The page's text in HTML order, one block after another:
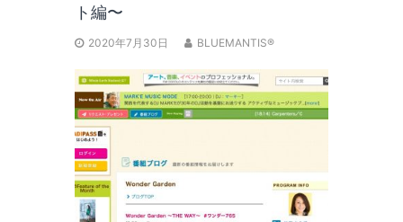
ト編〜
2020年7月30日 BLUEMANTIS®